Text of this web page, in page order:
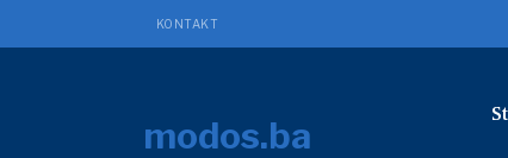
KONTAKT
modos.ba